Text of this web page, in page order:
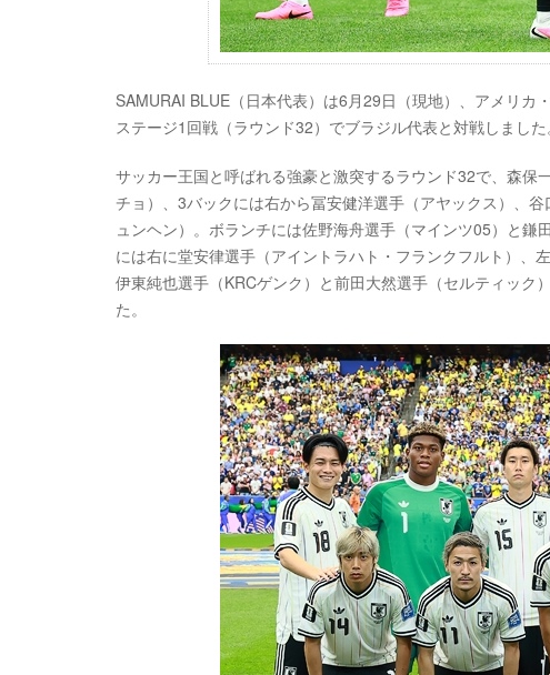
SAMURAI BLUE（日本代表）は6月29日（現地）、アメリカ
ステージ1回戦（ラウンド32）でブラジル代表と対戦しました
サッカー王国と呼ばれる強豪と激突するラウンド32で、森
チョ）、3バックには右から冨安健洋選手（アヤックス）、
ュンヘン）。ボランチには佐野海舟選手（マインツ05）と
には右に堂安律選手（アイントラハト・フランクフルト）、
伊東純也選手（KRCゲンク）と前田大然選手（セルティック
た。